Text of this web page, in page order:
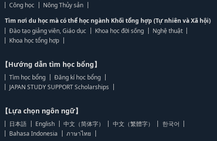
Công học
Nông Thủy sản
Tìm nơi du học mà có thể học ngành Khối tổng hợp (Tự nhiên và Xã hội)
Đào tạo giảng viên, Giáo dục
Khoa học đời sống
Nghệ thuật
Khoa học tổng hợp
【Hướng dẫn tìm học bổng】
Tìm học bổng
Đăng kí học bổng
JAPAN STUDY SUPPORT Scholarships
【Lựa chọn ngôn ngữ】
日本語 English 中文（简体字） 中文（繁體字）
한국어
Bahasa Indonesia
ภาษาไทย